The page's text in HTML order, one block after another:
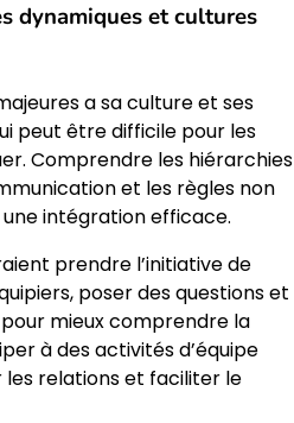
dynamiques et cultures
a sa culture et ses
peut être difficile pour les
Comprendre les hiérarchies
et les règles non
intégration efficace.
prendre l’initiative de
poser des questions et
mieux comprendre la
à des activités d’équipe
relations et faciliter le